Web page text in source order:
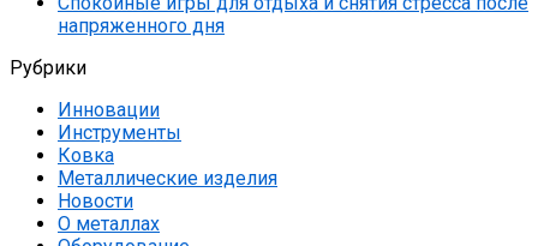
напряженного дня
Рубрики
Инновации
Инструменты
Ковка
Металлические изделия
Новости
О металлах